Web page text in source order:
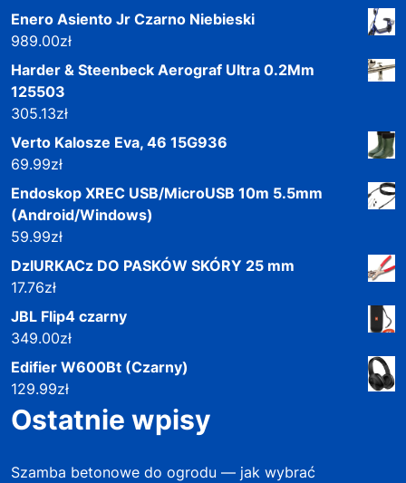
Enero Asiento Jr Czarno Niebieski
989.00zł
Harder & Steenbeck Aerograf Ultra 0.2Mm
125503
305.13zł
Verto Kalosze Eva, 46 15G936
69.99zł
Endoskop XREC USB/MicroUSB 10m 5.5mm
(Android/Windows)
59.99zł
DzIURKACz DO PASKÓW SKÓRY 25 mm
17.76zł
JBL Flip4 czarny
349.00zł
Edifier W600Bt (Czarny)
129.99zł
Ostatnie wpisy
Szamba betonowe do ogrodu — jak wybrać